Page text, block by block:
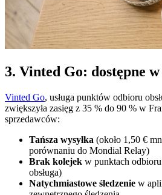
3. Vinted Go: dostępne
Vinted Go, usługa punktów odbioru
zwiększyła zasięg z 35 % do 90 % w
sprzedawców:
Tańsza wysyłka (około 1,50 €
porównaniu do Mondial Relay)
Brak kolejek w punktach
obsługa)
Natychmiastowe śledzenie w